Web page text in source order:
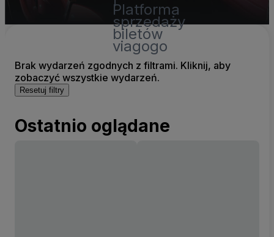
Platforma
sprzedaży
biletów
viagogo
Brak wydarzeń zgodnych z filtrami. Kliknij, aby
zobaczyć wszystkie wydarzeń.
Resetuj filtry
Ostatnio oglądane